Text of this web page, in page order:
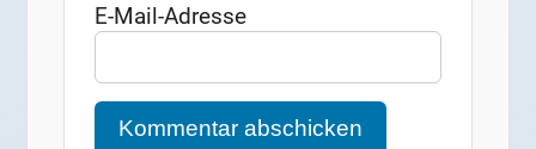
E-Mail-Adresse